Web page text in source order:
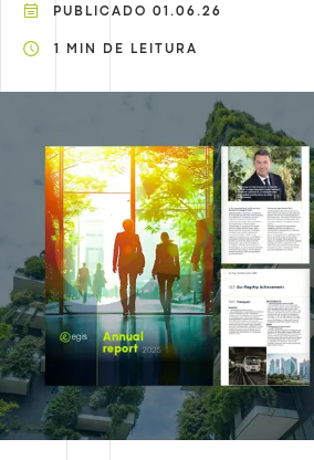
PUBLICADO 01.06.26
MIN DE LEITURA